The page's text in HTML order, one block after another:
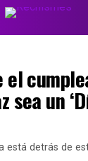
el
sea un
está detrás de